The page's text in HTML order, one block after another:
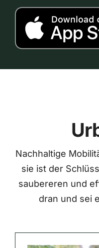
Nachhaltige
sie ist der
saubereren und
dran und sei